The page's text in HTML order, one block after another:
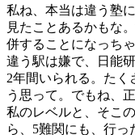
私ね、本当は違う塾
見たことあるかもな
併することになっち
違う駅は嫌で、日能
2年間いられる。た
う思って。でもね、
私のレベルと、そこ
ら、5難関にも、行っ